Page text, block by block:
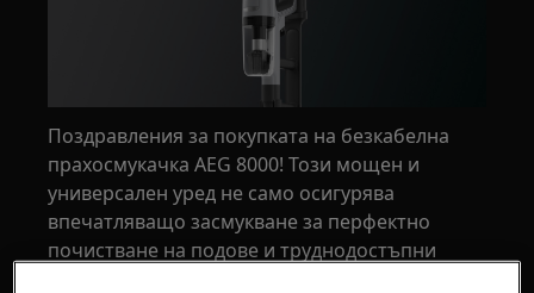
Поздравления за покупката на безкабелна
прахосмукачка AEG 8000! Този мощен и
универсален уред не само осигурява
впечатляващо засмукване за перфектно
почистване на подове и труднодостъпни